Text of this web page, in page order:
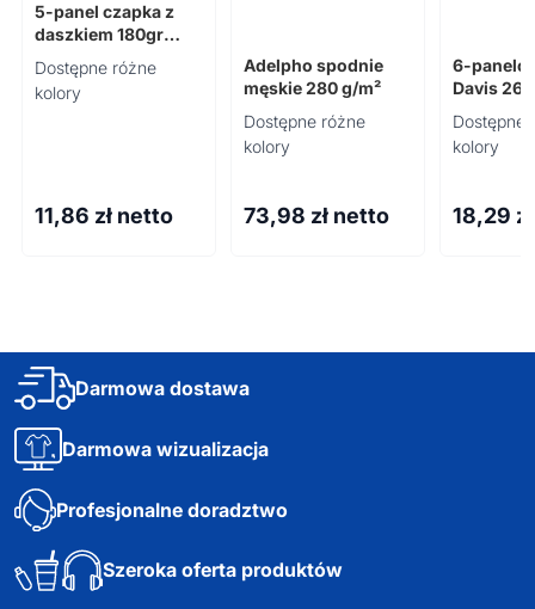
5-panel czapka z
daszkiem 180gr
SUNNY
Dostępne różne
kolory
11,86 zł netto
Adelpho spodnie
męskie 280 g/m²
Dostępne różne
kolory
73,98 zł netto
6-
Davis
Dostępne
kolory
18,29
Darmowa dostawa
Darmowa wizualizacja
Profesjonalne doradztwo
Szeroka oferta produktów